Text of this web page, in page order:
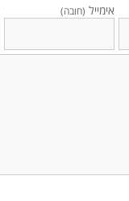
אימייל (חובה)